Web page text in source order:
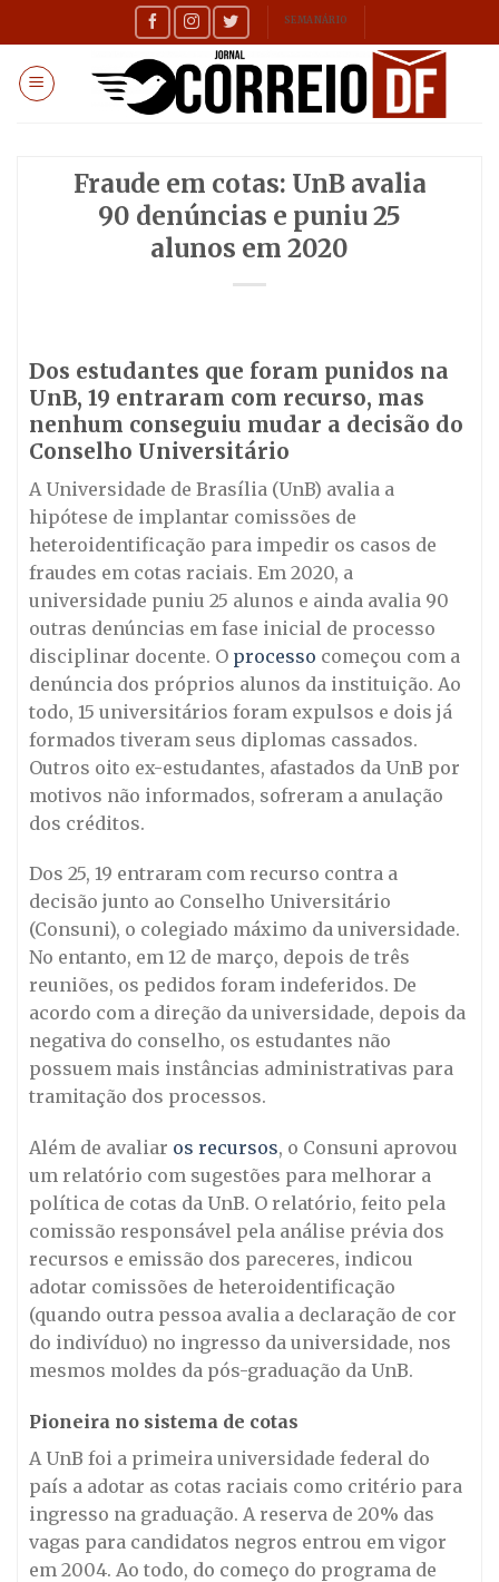
to
content
SEMANÁRIO
Fraude em cotas: UnB avalia
90 denúncias e puniu 25
alunos em 2020
Dos estudantes que foram punidos na
UnB, 19 entraram com recurso, mas
nenhum conseguiu mudar a decisão do
Conselho Universitário
A Universidade de Brasília (UnB) avalia a
hipótese de implantar comissões de
heteroidentificação para impedir os casos de
fraudes em cotas raciais. Em 2020, a
universidade puniu 25 alunos e ainda avalia 90
outras denúncias em fase inicial de processo
disciplinar docente. O processo começou com a
denúncia dos próprios alunos da instituição. Ao
todo, 15 universitários foram expulsos e dois já
formados tiveram seus diplomas cassados.
Outros oito ex-estudantes, afastados da UnB por
motivos não informados, sofreram a anulação
dos créditos.
Dos 25, 19 entraram com recurso contra a
decisão junto ao Conselho Universitário
(Consuni), o colegiado máximo da universidade.
No entanto, em 12 de março, depois de três
reuniões, os pedidos foram indeferidos. De
acordo com a direção da universidade, depois da
negativa do conselho, os estudantes não
possuem mais instâncias administrativas para
tramitação dos processos.
Além de avaliar os recursos, o Consuni aprovou
um relatório com sugestões para melhorar a
política de cotas da UnB. O relatório, feito pela
comissão responsável pela análise prévia dos
recursos e emissão dos pareceres, indicou
adotar comissões de heteroidentificação
(quando outra pessoa avalia a declaração de cor
do indivíduo) no ingresso da universidade, nos
mesmos moldes da pós-graduação da UnB.
Pioneira no sistema de cotas
A UnB foi a primeira universidade federal do
país a adotar as cotas raciais como critério para
ingresso na graduação. A reserva de 20% das
vagas para candidatos negros entrou em vigor
em 2004. Ao todo, do começo do programa de